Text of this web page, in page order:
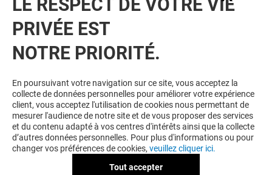
VOIR LE DETAIL
LA BOUTIQUE DU COIFFEUR
SCHWARZKOPF
PROFESSIONAL
LE RESPECT DE VOTRE VIE
PRIVÉE EST
NOTRE PRIORITÉ.
En poursuivant votre navigation sur ce site, vous acceptez la
collecte de données personnelles pour améliorer votre expérience
client, vous acceptez l'utilisation de cookies nous permettant de
mesurer l'audience de notre site et de vous proposer des services
et du contenu adapté à vos centres d'intérêts ainsi que la collecte
d’autres données personnelles. Pour plus d'informations ou pour
changer vos préférences de cookies, veuillez cliquer ici.
Tout accepter